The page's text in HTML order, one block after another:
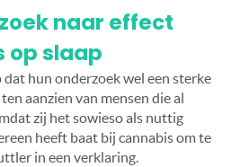
naar effect
op slaap
hun onderzoek wel een sterke
aanzien van mensen die al
zij het sowieso als nuttig
heeft baat bij cannabis om te
in een verklaring.